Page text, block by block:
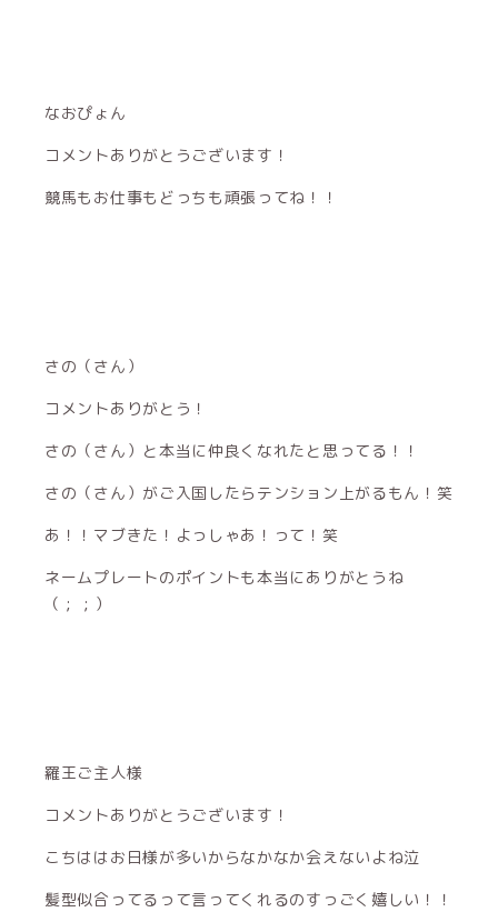
なおぴょん
コメントありがとうございます！
競馬もお仕事もどっちも頑張ってね！！
さの（さん）
コメントありがとう！
さの（さん）と本当に仲良くなれたと思ってる！！
さの（さん）がご入国したらテンション上がるもん！笑
あ！！マブきた！よっしゃあ！って！笑
ネームプレートのポイントも本当にありがとうね
（ ; ; ）
羅王ご主人様
コメントありがとうございます！
こちははお日様が多いからなかなか会えないよね泣
髪型似合ってるって言ってくれるのすっごく嬉しい！！